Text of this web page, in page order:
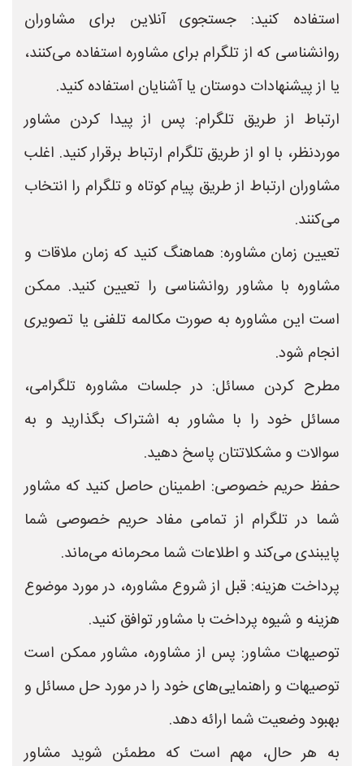
استفاده کنید: جستجوی آنلاین برای مشاوران
روانشناسی که از تلگرام برای مشاوره استفاده می‌کنند،
یا از پیشنهادات دوستان یا آشنایان استفاده کنید.
ارتباط از طریق تلگرام: پس از پیدا کردن مشاور
موردنظر، با او از طریق تلگرام ارتباط برقرار کنید. اغلب
مشاوران ارتباط از طریق پیام کوتاه و تلگرام را انتخاب
می‌کنند.
تعیین زمان مشاوره: هماهنگ کنید که زمان ملاقات و
مشاوره با مشاور روانشناسی را تعیین کنید. ممکن
است این مشاوره به صورت مکالمه تلفنی یا تصویری
انجام شود.
مطرح کردن مسائل: در جلسات مشاوره تلگرامی،
مسائل خود را با مشاور به اشتراک بگذارید و به
سوالات و مشکلاتتان پاسخ دهید.
حفظ حریم خصوصی: اطمینان حاصل کنید که مشاور
شما در تلگرام از تمامی مفاد حریم خصوصی شما
پایبندی می‌کند و اطلاعات شما محرمانه می‌ماند.
پرداخت هزینه: قبل از شروع مشاوره، در مورد موضوع
هزینه و شیوه پرداخت با مشاور توافق کنید.
توصیهات مشاور: پس از مشاوره، مشاور ممکن است
توصیهات و راهنمایی‌های خود را در مورد حل مسائل و
بهبود وضعیت شما ارائه دهد.
به هر حال، مهم است که مطمئن شوید مشاور